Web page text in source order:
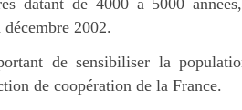
datant de 4000 à 5000
2002.
de sensibiliser la
de coopération de la France.